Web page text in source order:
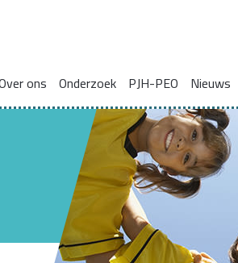
ons Onderzoek
basis
PJH-PEO Nieuws
Blogs
Zorgcoördinatie voor gezinnen
HBO Skills II